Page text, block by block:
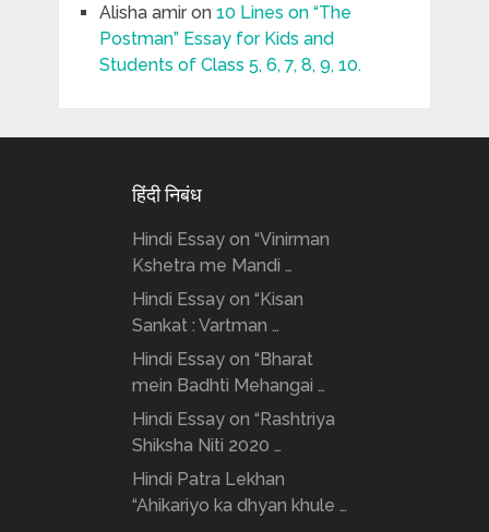
Alisha amiron 10 Lines on “The
Postman” Essay for Kids and
Students of Class 5, 6, 7, 8, 9, 10.
हिंदी निबंध
Hindi Essay on “Vinirman
Kshetra me Mandi …
Hindi Essay on “Kisan
Sankat : Vartman …
Hindi Essay on “Bharat
mein Badhti Mehangai …
Hindi Essay on “Rashtriya
Shiksha Niti 2020 …
Hindi Patra Lekhan
“Ahikariyo ka dhyan khule …